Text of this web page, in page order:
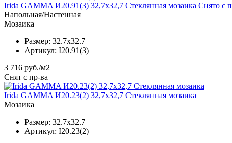
Irida GAMMA И20.91(3) 32,7x32,7 Стеклянная мозаика Снято с
Напольная/Настенная
Мозаика
Размер: 32.7x32.7
Артикул: I20.91(3)
3 716 руб./м2
Снят с пр-ва
Irida GAMMA И20.23(2) 32,7x32,7 Стеклянная мозаика
Мозаика
Размер: 32.7x32.7
Артикул: I20.23(2)